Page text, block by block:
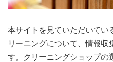
本サイトを見ていただいてい
リーニングについて、情報収
す。クリーニングショップの